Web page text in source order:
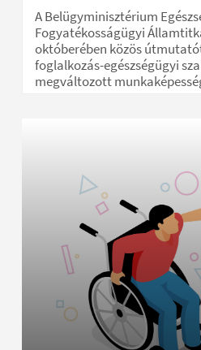
A Belügyminisztérium
Fogyatékosságügyi
októberében közös
foglalkozás-egészségügyi
megváltozott